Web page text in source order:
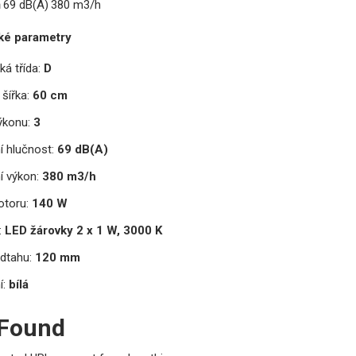
69 dB(A) 380 m3/h
parametry
třída: D
60 cm
3
hlučnost: 69 dB(A)
výkon: 380 m3/h
140 W
LED žárovky 2 x 1 W, 3000 K
120 mm
bílá